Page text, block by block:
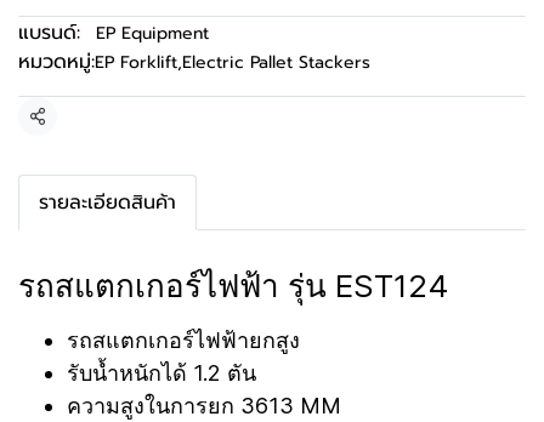
แบรนด์:
EP Equipment
หมวดหมู่:EP Forklift,Electric Pallet Stackers
แชร์
รายละเอียดสินค้า
รถสแตกเกอร์ไฟฟ้า รุ่น EST124
รถสแตกเกอร์ไฟฟ้ายกสูง
รับน้ำหนักได้ 1.2 ตัน
ความสูงในการยก 3613 MM